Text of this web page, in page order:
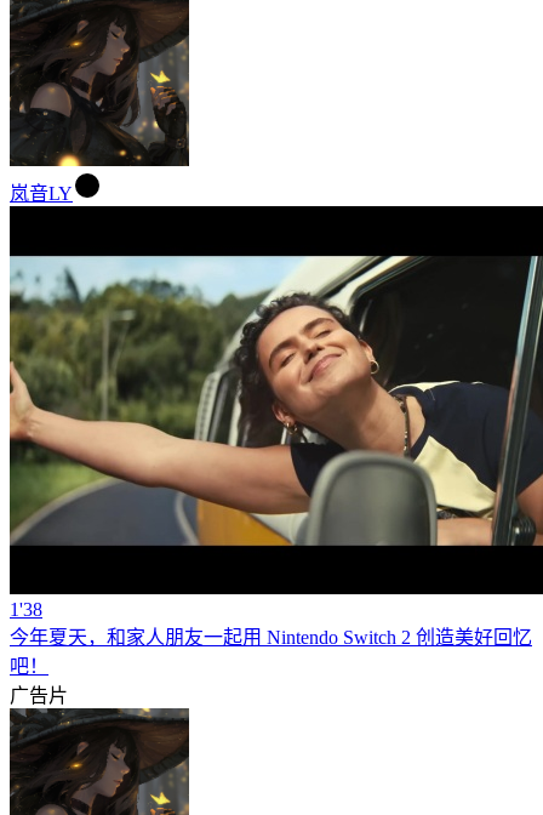
岚音LY
1'38
今年夏天，和家人朋友一起用 Nintendo Switch 2 创造美好回忆
吧！
广告片